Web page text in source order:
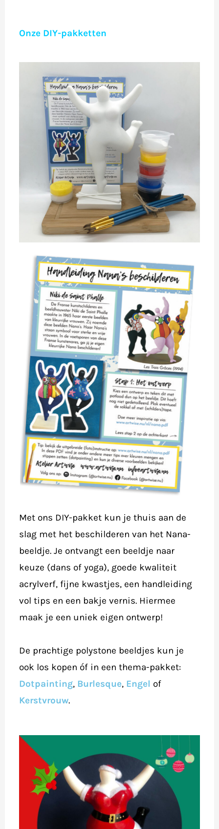
Onze DIY-pakketten
Met ons DIY-pakket kun je thuis aan de
slag met het beschilderen van het Nana-
beeldje. Je ontvangt een beeldje naar
keuze (dans of yoga), goede kwaliteit
acrylverf, fijne kwastjes, een handleiding
vol tips en een bakje vernis. Hiermee
maak je een uniek eigen ontwerp!
De prachtige polystone beeldjes kun je
ook los kopen óf in een thema-pakket:
Dotpainting, Burlesque, Engel of
Kerstvrouw.